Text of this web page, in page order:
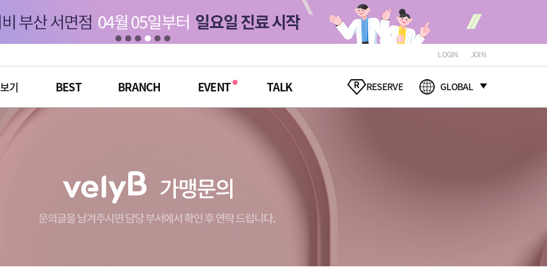
LOGIN JOIN
기 BEST BRANCH EVENT TALK RESERVE GLOBAL